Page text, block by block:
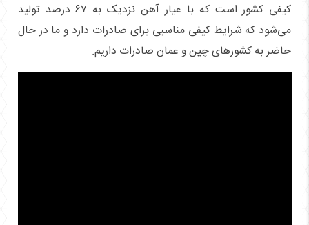
کیفی کشور است که با عیار آهن نزدیک به ۶۷ درصد تولید
می‌شود که شرایط کیفی مناسبی برای صادرات دارد و ما در حال
حاضر به کشورهای چین و عمان صادرات داریم.